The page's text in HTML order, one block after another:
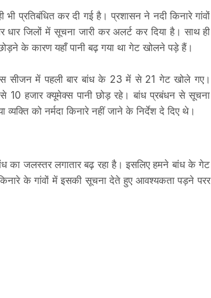
प्रतिबंधित कर दी गई है। प्रशासन ने नदी किनारे गांवों
जिलों में सूचना जारी कर अलर्ट कर दिया है। साथ ही
के कारण यहाँ पानी बढ़ गया था गेट खोलने पड़े हैं।
सीजन में पहली बार बांध के 23 में से 21 गेट खोले गए।
10 हजार क्यूमेक्स पानी छोड़ रहे। बांध प्रबंधन से सूचना
को नर्मदा किनारे नहीं जाने के निर्देश दे दिए थे।
का जलस्तर लगातार बढ़ रहा है। इसलिए हमने बांध के गेट
के गांवों में इसकी सूचना देते हुए आवश्यकता पड़ने परर